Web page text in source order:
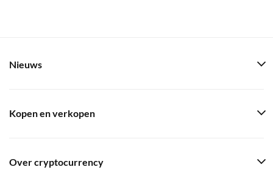
Nieuws
Kopen en verkopen
Over cryptocurrency